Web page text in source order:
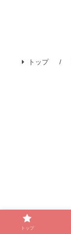
トップ
トップ